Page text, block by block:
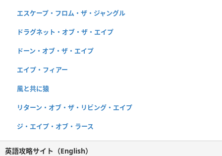
エスケープ・フロム・ザ・ジャングル
ドラグネット・オブ・ザ・エイプ
ドーン・オブ・ザ・エイプ
エイプ・フィアー
風と共に猿
リターン・オブ・ザ・リビング・エイプ
ジ・エイプ・オブ・ラース
英語攻略サイト（English）